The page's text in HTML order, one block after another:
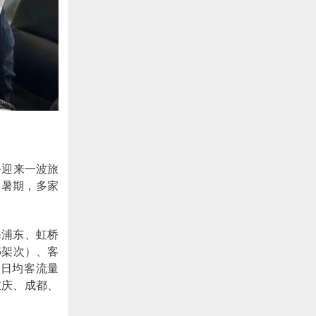
来一波旅
期，多家
东、虹桥
次）、客
均客流量
、成都、